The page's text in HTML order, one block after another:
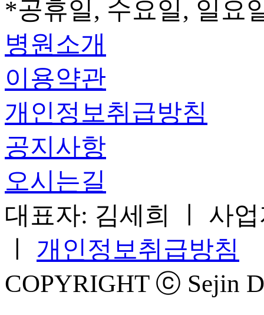
*공휴일, 수요일, 일요
병원소개
이용약관
개인정보취급방침
공지사항
오시는길
대표자: 김세희 ㅣ 사
개인정보취급방침
COPYRIGHT ⓒ Sejin